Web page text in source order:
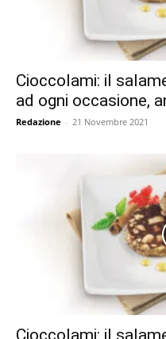
Cioccolami: il
ad ogni occasione,
Redazione - 21 Novembre 2021
Cioccolami: il